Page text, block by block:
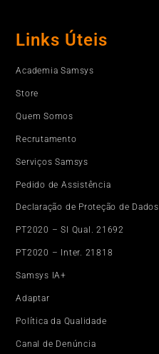
Links Úteis
Academia Samsys
Store
Quem Somos
Recrutamento
Serviços Samsys
Pedido de Assistência
Declaração de Proteção de Dados
PT2020 – SI Qual. 21692
PT2020 – Inter. 21818
Samsys IA+
Adaptar
Política da Qualidade
Canal de Denúncia